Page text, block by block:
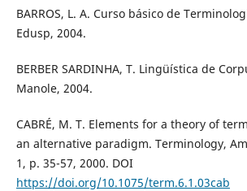
BARROS, L. A. Curso básico de
Edusp, 2004.
BERBER SARDINHA, T. Lingüística de
Manole, 2004.
CABRÉ, M. T. Elements for a theory of
an alternative paradigm. Terminology,
1, p. 35-57, 2000. DOI
https://doi.org/10.1075/term.6.1.03cab